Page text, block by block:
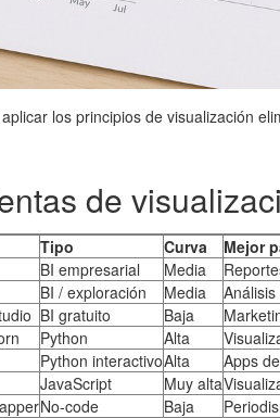
los principios de visualización
de
Tipo Curva
Mejor
BI empresarial Media
BI / exploración Media
BI gratuito Baja
Python Alta
Python interactivoAlta
Apps
JavaScript Muy alta
No-code Baja